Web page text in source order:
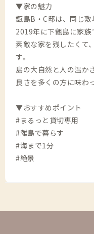
▼家の魅力
甑島B・C邸は、同じ敷
2019年に下甑島に家
素敵な家を残したくて
す。
島の大自然と人の温か
良さを多くの方に味わ
▼おすすめポイント
#まるっと貸切専用
#離島で暮らす
#海まで1分
#絶景